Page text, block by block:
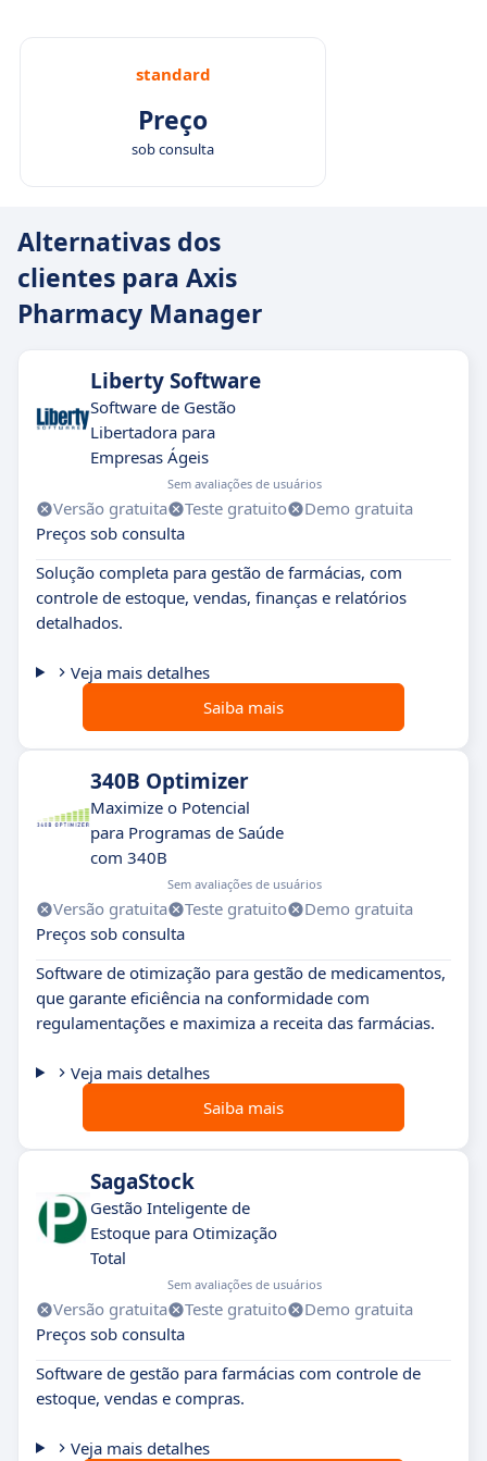
standard
Preço
sob consulta
Alternativas dos
clientes para Axis
Pharmacy Manager
Liberty Software
Software de Gestão
Libertadora para
Empresas Ágeis
Sem avaliações de usuários
Versão gratuita Teste gratuito
Demo gratuita
Preços sob consulta
Solução completa para gestão de farmácias, com
controle de estoque, vendas, finanças e relatórios
detalhados.
Veja mais detalhes
Saiba mais
340B Optimizer
Maximize o Potencial
para Programas de Saúde
com 340B
Sem avaliações de usuários
Versão gratuita Teste gratuito
Demo gratuita
Preços sob consulta
Software de otimização para gestão de medicamentos,
que garante eficiência na conformidade com
regulamentações e maximiza a receita das farmácias.
Veja mais detalhes
Saiba mais
SagaStock
Gestão Inteligente de
Estoque para Otimização
Total
Sem avaliações de usuários
Versão gratuita Teste gratuito
Demo gratuita
Preços sob consulta
Software de gestão para farmácias com controle de
estoque, vendas e compras.
Veja mais detalhes